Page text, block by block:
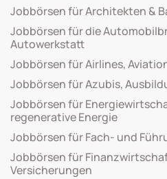
Jobbörsen für Architekten &
Jobbörsen für die
Autowerkstatt
Jobbörsen für Airlines,
Jobbörsen für Azubis,
Jobbörsen für
regenerative Energie
Jobbörsen für Fach- und
Jobbörsen für
Versicherungen